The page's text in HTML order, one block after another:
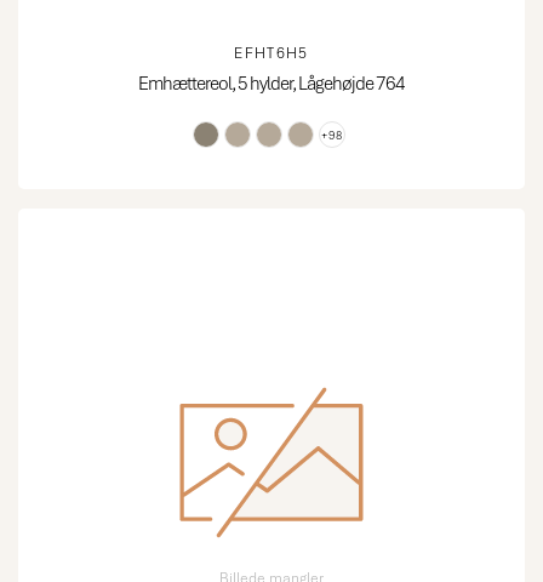
EFHT6H5
Emhættereol, 5 hylder, Lågehøjde 764
+98
Billede mangler